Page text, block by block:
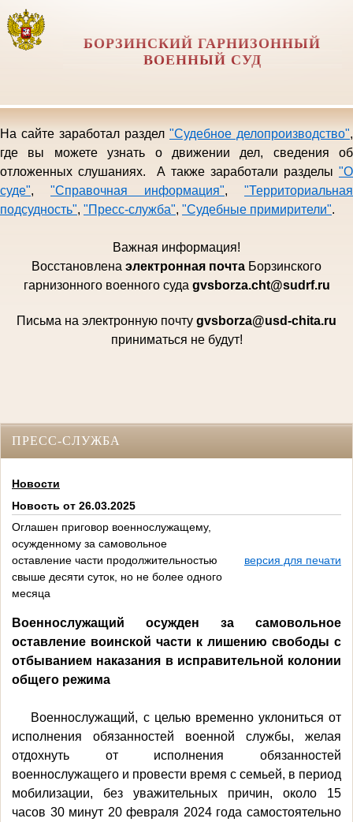
БОРЗИНСКИЙ ГАРНИЗОННЫЙ
ВОЕННЫЙ СУД
На сайте заработал раздел "Судебное делопроизводство",
где вы можете узнать о движении дел, сведения об
отложенных слушаниях. А также заработали разделы "О
суде", "Справочная информация", "Территориальная
подсудность", "Пресс-служба", "Судебные примирители".
Важная информация!
Восстановлена электронная почта Борзинского
гарнизонного военного суда gvsborza.cht@sudrf.ru
Письма на электронную почту gvsborza@usd-chita.ru
приниматься не будут!
ПРЕСС-СЛУЖБА
Новости
Новость от 26.03.2025
Оглашен приговор военнослужащему,
осужденному за самовольное
оставление части продолжительностью
свыше десяти суток, но не более одного
месяца
версия для печати
Военнослужащий осужден за самовольное
оставление воинской части к лишению свободы с
отбыванием наказания в исправительной колонии
общего режима
Военнослужащий, с целью временно уклониться от
исполнения обязанностей военной службы, желая
отдохнуть от исполнения обязанностей
военнослужащего и провести время с семьей, в период
мобилизации, без уважительных причин, около 15
часов 30 минут 20 февраля 2024 года самостоятельно